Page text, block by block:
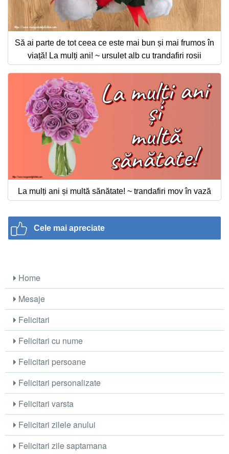
Să ai parte de tot ceea ce este mai bun și mai frumos în
viață! La mulți ani! ~ ursulet alb cu trandafiri rosii
La mulți ani și multă sănătate! ~ trandafiri mov în vază
Cele mai apreciate
Home
Mesaje
Felicitari
Felicitari cu nume
Felicitari persoane
Felicitari personalizate
Felicitari varsta
Felicitari zilele anului
Felicitari zile saptamana